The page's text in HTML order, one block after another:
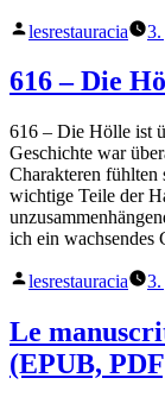
Posted
lesrestauracia 3.
616 – Die
616 – Die Hölle ist
Geschichte war
Charakteren
wichtige Teile der
ich ein wachsendes
Posted
lesrestauracia 3.
Le
(EPUB,